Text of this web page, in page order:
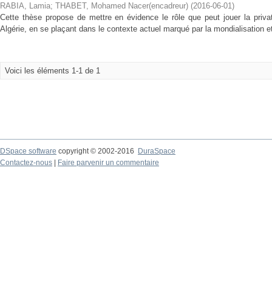
RABIA, Lamia; THABET, Mohamed Nacer(encadreur) (2016-06-01)
Cette thèse propose de mettre en évidence le rôle que peut jouer la
Algérie, en se plaçant dans le contexte actuel marqué par la mondialisation
Voici les éléments 1-1 de 1
DSpace software copyright © 2002-2016
DuraSpace
Contactez-nous
Faire parvenir un commentaire